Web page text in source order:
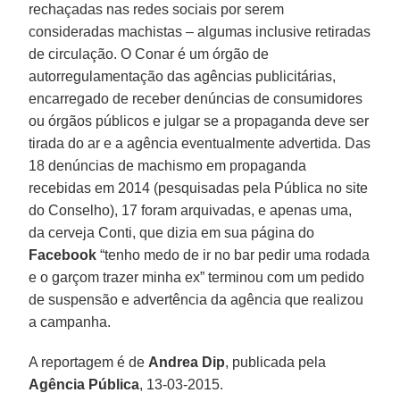
rechaçadas nas redes sociais por serem
consideradas machistas – algumas inclusive retiradas
de circulação. O Conar é um órgão de
autorregulamentação das agências publicitárias,
encarregado de receber denúncias de consumidores
ou órgãos públicos e julgar se a propaganda deve ser
tirada do ar e a agência eventualmente advertida. Das
18 denúncias de machismo em propaganda
recebidas em 2014 (pesquisadas pela Pública no site
do Conselho), 17 foram arquivadas, e apenas uma,
da cerveja Conti, que dizia em sua página do
Facebook “tenho medo de ir no bar pedir uma rodada
e o garçom trazer minha ex” terminou com um pedido
de suspensão e advertência da agência que realizou
a campanha.
A reportagem é de Andrea Dip, publicada pela
Agência Pública, 13-03-2015.